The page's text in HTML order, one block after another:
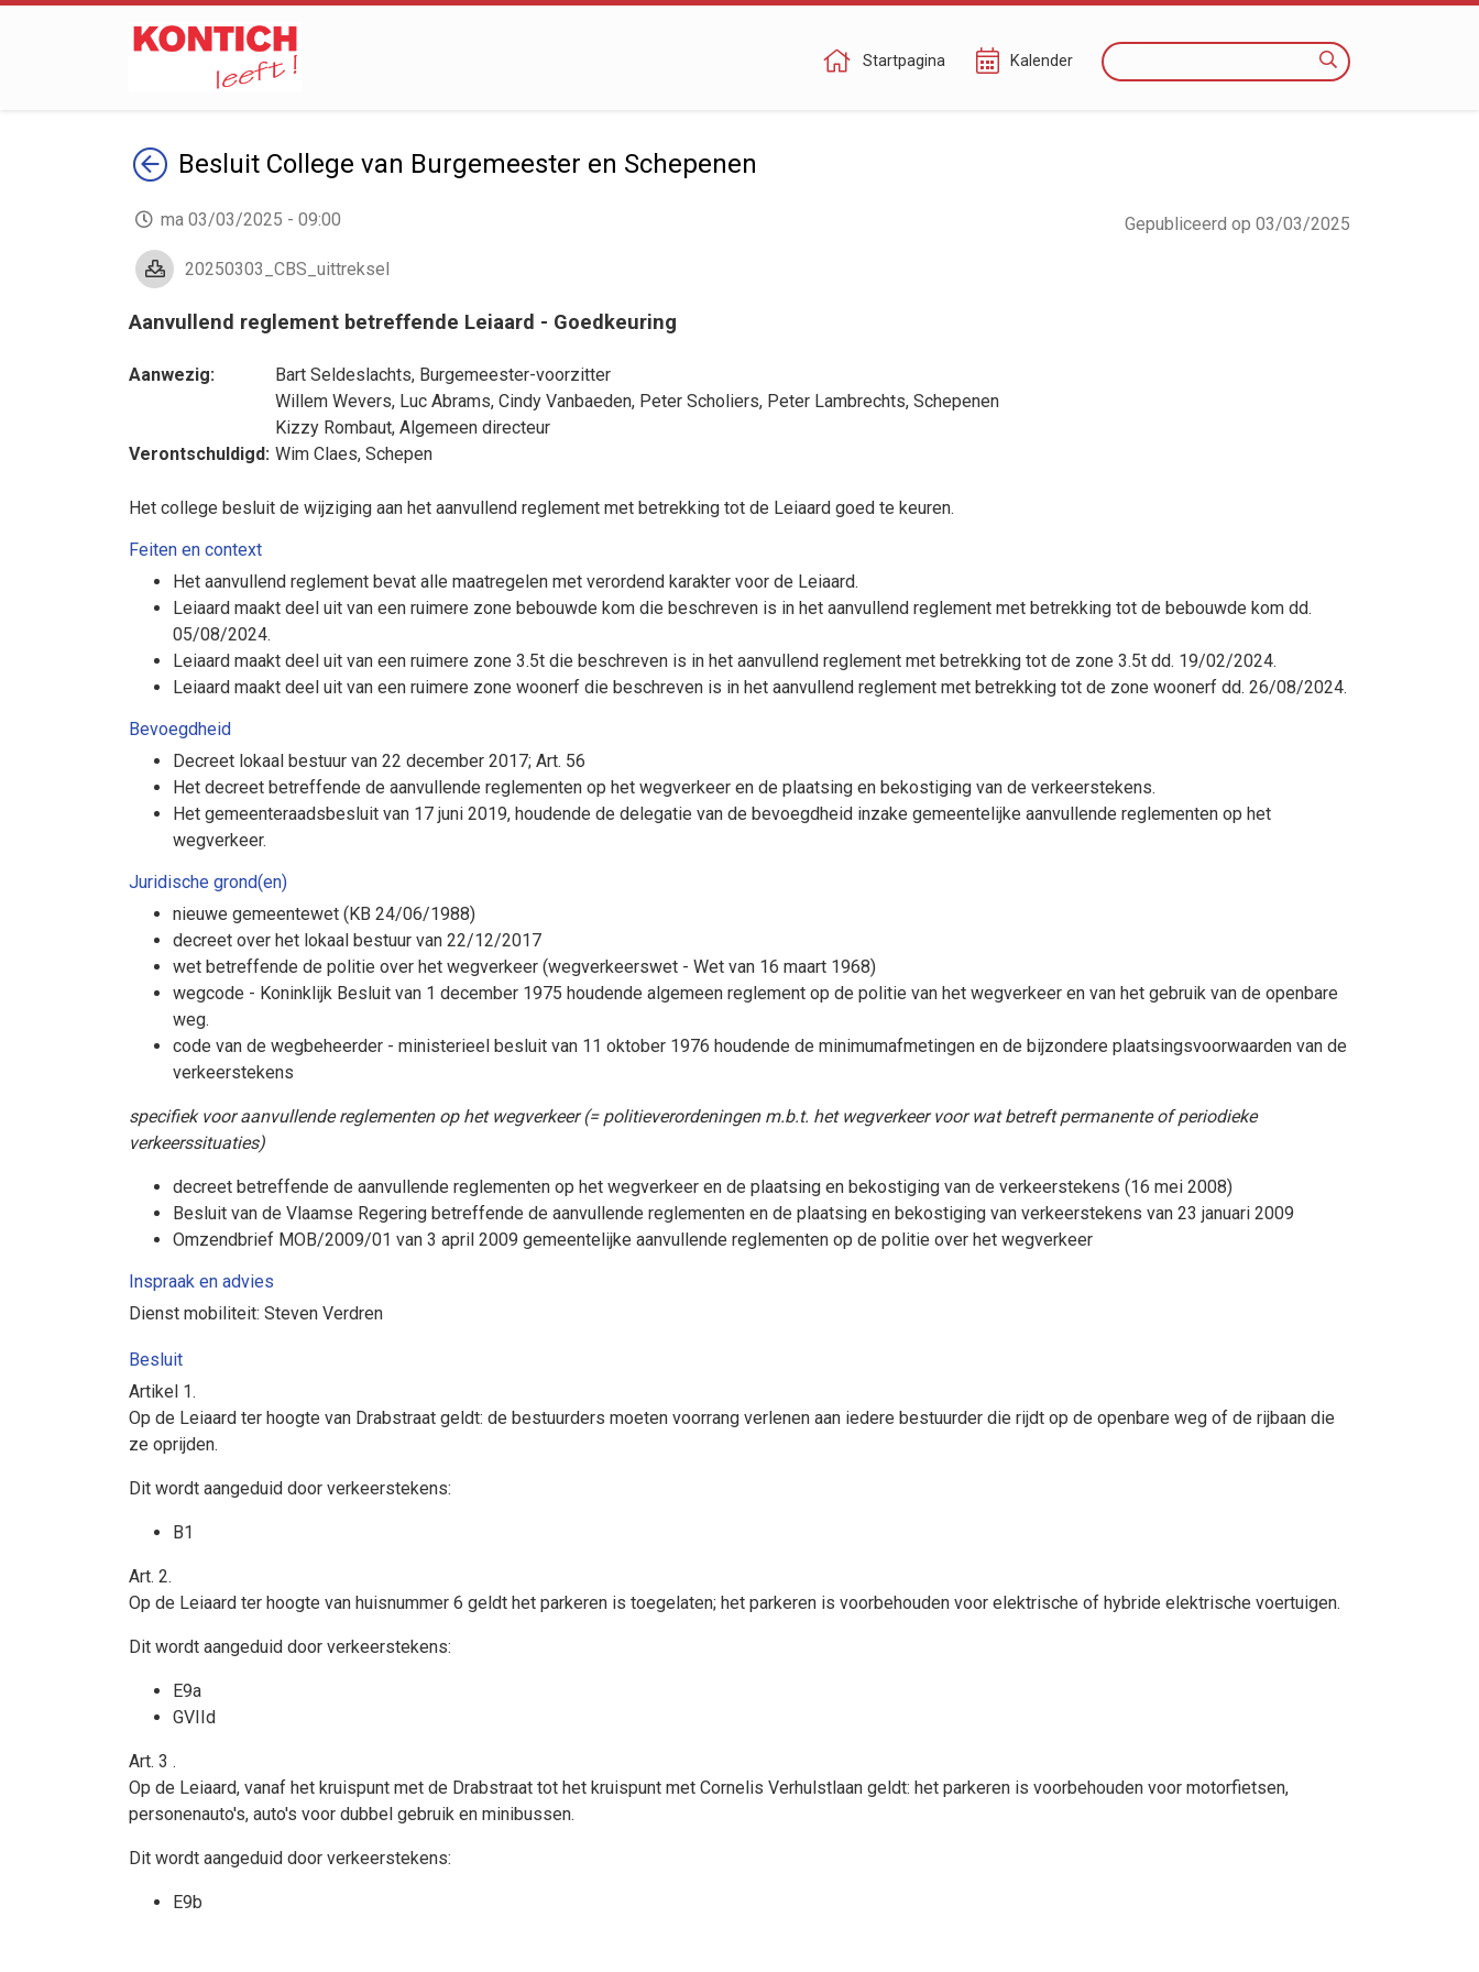
Startpagina Kalender Zoeken
TerugBesluit College van Burgemeester en Schepenen
Gepubliceerd op 03/03/2025
ma 03/03/2025 - 09:00
20250303_CBS_uittreksel
Aanvullend reglement betreffende Leiaard - Goedkeuring
Aanwezig: Bart Seldeslachts, Burgemeester-voorzitter
Willem Wevers, Luc Abrams, Cindy Vanbaeden, Peter Scholiers, Peter Lambrechts, Schepenen
Kizzy Rombaut, Algemeen directeur
Verontschuldigd: Wim Claes, Schepen
Het college besluit de wijziging aan het aanvullend reglement met betrekking tot de Leiaard goed te keuren.
Feiten en context
Het aanvullend reglement bevat alle maatregelen met verordend karakter voor de Leiaard.
Leiaard maakt deel uit van een ruimere zone bebouwde kom die beschreven is in het aanvullend reglement met betrekking tot de bebouwde kom dd.
05/08/2024.
Leiaard maakt deel uit van een ruimere zone 3.5t die beschreven is in het aanvullend reglement met betrekking tot de zone 3.5t dd. 19/02/2024.
Leiaard maakt deel uit van een ruimere zone woonerf die beschreven is in het aanvullend reglement met betrekking tot de zone woonerf dd. 26/08/2024.
Bevoegdheid
Decreet lokaal bestuur van 22 december 2017; Art. 56
Het decreet betreffende de aanvullende reglementen op het wegverkeer en de plaatsing en bekostiging van de verkeerstekens.
Het gemeenteraadsbesluit van 17 juni 2019, houdende de delegatie van de bevoegdheid inzake gemeentelijke aanvullende reglementen op het
wegverkeer.
Juridische grond(en)
nieuwe gemeentewet (KB 24/06/1988)
decreet over het lokaal bestuur van 22/12/2017
wet betreffende de politie over het wegverkeer (wegverkeerswet - Wet van 16 maart 1968)
wegcode - Koninklijk Besluit van 1 december 1975 houdende algemeen reglement op de politie van het wegverkeer en van het gebruik van de openbare
weg.
code van de wegbeheerder - ministerieel besluit van 11 oktober 1976 houdende de minimumafmetingen en de bijzondere plaatsingsvoorwaarden van de
verkeerstekens
specifiek voor aanvullende reglementen op het wegverkeer (= politieverordeningen m.b.t. het wegverkeer voor wat betreft permanente of periodieke
verkeerssituaties)
decreet betreffende de aanvullende reglementen op het wegverkeer en de plaatsing en bekostiging van de verkeerstekens (16 mei 2008)
Besluit van de Vlaamse Regering betreffende de aanvullende reglementen en de plaatsing en bekostiging van verkeerstekens van 23 januari 2009
Omzendbrief MOB/2009/01 van 3 april 2009 gemeentelijke aanvullende reglementen op de politie over het wegverkeer
Inspraak en advies
Dienst mobiliteit: Steven Verdren
Besluit
Artikel 1.
Op de Leiaard ter hoogte van Drabstraat geldt: de bestuurders moeten voorrang verlenen aan iedere bestuurder die rijdt op de openbare weg of de rijbaan die
ze oprijden.
Dit wordt aangeduid door verkeerstekens:
B1
Art. 2.
Op de Leiaard ter hoogte van huisnummer 6 geldt het parkeren is toegelaten; het parkeren is voorbehouden voor elektrische of hybride elektrische voertuigen.
Dit wordt aangeduid door verkeerstekens:
E9a
GVIId
Art. 3 .
Op de Leiaard, vanaf het kruispunt met de Drabstraat tot het kruispunt met Cornelis Verhulstlaan geldt: het parkeren is voorbehouden voor motorfietsen,
personenauto's, auto's voor dubbel gebruik en minibussen.
Dit wordt aangeduid door verkeerstekens:
E9b